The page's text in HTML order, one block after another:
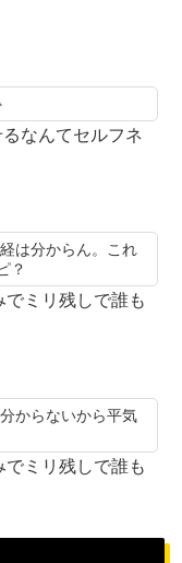
なんてセルフネ
は分からん。これ
？
でミリ残しで誰も
からないから平気
でミリ残しで誰も